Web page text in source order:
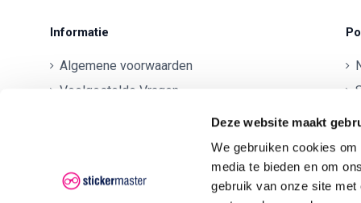
Deze website maakt
We gebruiken cookies
media te bieden en om
gebruik van onze site
Informatie
Algemene voorwaarden
Veelgestelde Vragen
Klachten